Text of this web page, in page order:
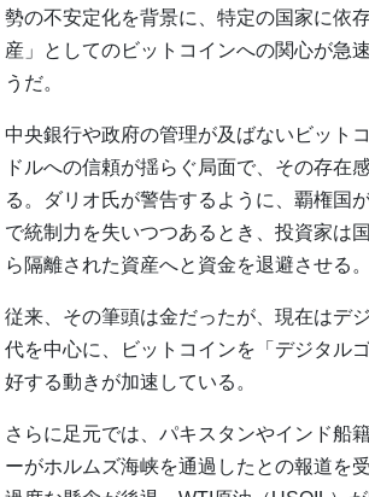
勢の不安定化を背景に、特定の国家に依
産」としてのビットコインへの関心が急
うだ。
中央銀行や政府の管理が及ばないビット
ドルへの信頼が揺らぐ局面で、その存在
る。ダリオ氏が警告するように、覇権国
で統制力を失いつつあるとき、投資家は
ら隔離された資産へと資金を退避させる。
従来、その筆頭は金だったが、現在はデ
代を中心に、ビットコインを「デジタル
好する動きが加速している。
さらに足元では、パキスタンやインド船
ーがホルムズ海峡を通過したとの報道を